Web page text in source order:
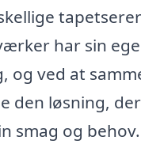
har sin
og ved at
den løsning,
smag og